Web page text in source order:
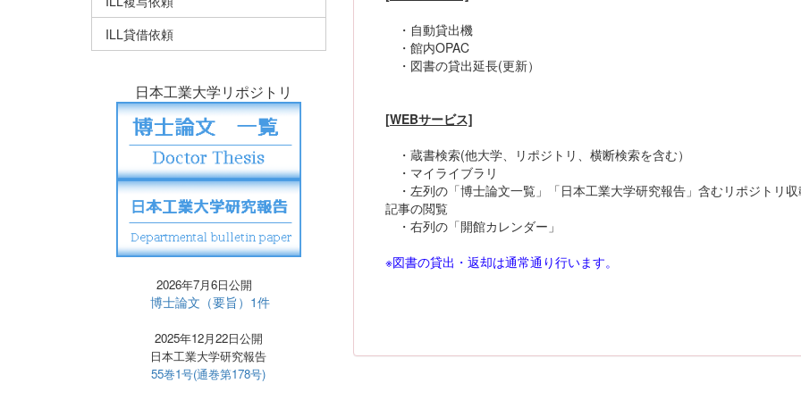
・自動貸出機
・館内OPAC
・図書の貸出延長(更新）
[WEBサービス]
・蔵書検索(他大学、リポジトリ、横断検索を含む）
・マイライブラリ
・左列の「博士論文一覧」「日本工業大学研究報告」含むリポジトリ収
記事の閲覧
・右列の「開館カレンダー」
※図書の貸出・返却は通常通り行います。
ILL貸借依頼
日本工業大学リポジトリ
2026年7月6日公開
博士論文（要旨）1件
2025年12月22日公開
日本工業大学研究報告
55巻1号(通巻第178号)